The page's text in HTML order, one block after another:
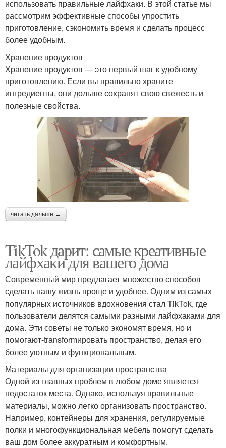
использовать правильные лайфхаки. В этой статье мы
рассмотрим эффективные способы упростить
приготовление, сэкономить время и сделать процесс
более удобным.
Хранение продуктов
Хранение продуктов — это первый шаг к удобному
приготовлению. Если вы правильно храните
ингредиенты, они дольше сохранят свою свежесть и
полезные свойства.
читать дальше →
TikTok дарит: самые креативные
лайфхаки для вашего дома
Современный мир предлагает множество способов
сделать нашу жизнь проще и удобнее. Одним из самых
популярных источников вдохновения стал TikTok, где
пользователи делятся самыми разными лайфхаками для
дома. Эти советы не только экономят время, но и
помогают-transformировать пространство, делая его
более уютным и функциональным.
Материалы для организации пространства
Одной из главных проблем в любом доме является
недостаток места. Однако, используя правильные
материалы, можно легко организовать пространство.
Например, контейнеры для хранения, регулируемые
полки и многофункциональная мебель помогут сделать
ваш дом более аккуратным и комфортным.